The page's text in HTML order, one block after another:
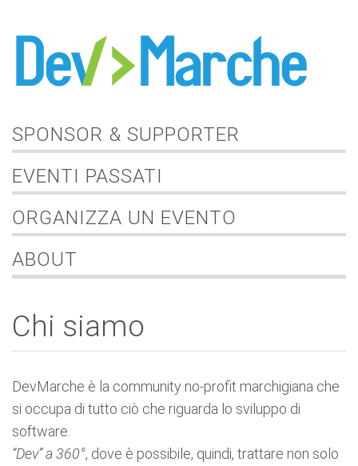
SPONSOR & SUPPORTER
EVENTI PASSATI
ORGANIZZA UN EVENTO
ABOUT
Chi siamo
DevMarche è la community no-profit marchigiana che
si occupa di tutto ciò che riguarda lo sviluppo di
software.
“Dev” a 360°, dove è possibile, quindi, trattare non solo